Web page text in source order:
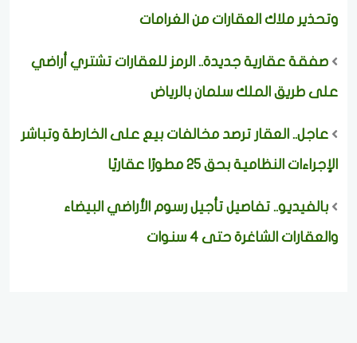
وتحذير ملاك العقارات من الغرامات
صفقة عقارية جديدة.. الرمز للعقارات تشتري أراضي
على طريق الملك سلمان بالرياض
عاجل.. العقار ترصد مخالفات بيع على الخارطة وتباشر
الإجراءات النظامية بحق 25 مطورًا عقاريًا
بالفيديو.. تفاصيل تأجيل رسوم الأراضي البيضاء
والعقارات الشاغرة حتى 4 سنوات